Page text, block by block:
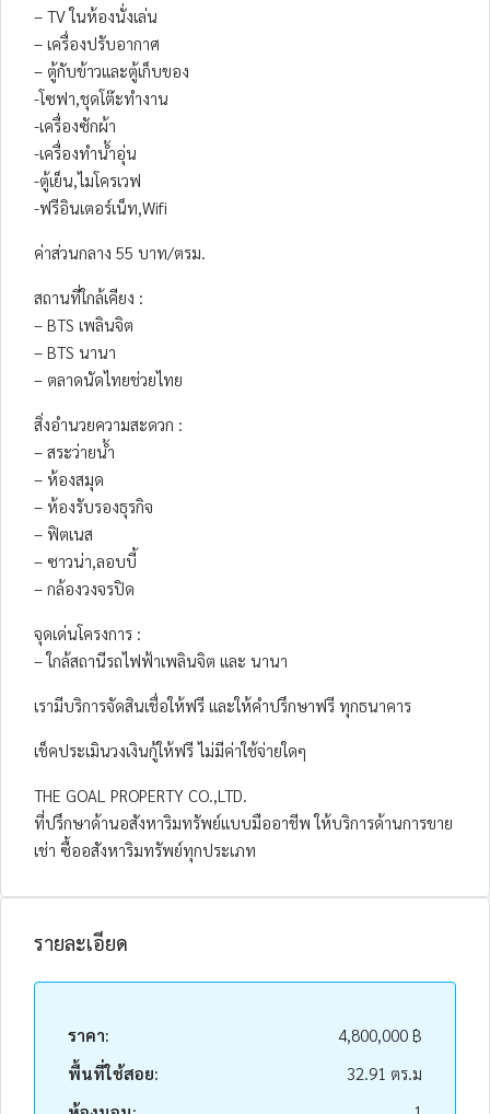
– TV ในห้องนั่งเล่น
– เครื่องปรับอากาศ
– ตู้กับข้าวและตู้เก็บของ
-โซฟา,ชุดโต๊ะทำงาน
-เครื่องซักผ้า
-เครื่องทำน้ำอุ่น
-ตู้เย็น,ไมโครเวฟ
-ฟรีอินเตอร์เน็ท,Wifi
ค่าส่วนกลาง 55 บาท/ตรม.
สถานที่ใกล้เคียง :
– BTS เพลินจิต
– BTS นานา
– ตลาดนัดไทยช่วยไทย
สิ่งอำนวยความสะดวก :
– สระว่ายน้ำ
– ห้องสมุด
– ห้องรับรองธุรกิจ
– ฟิตเนส
– ซาวน่า,ลอบบี้
– กล้องวงจรปิด
จุดเด่นโครงการ :
– ใกล้สถานีรถไฟฟ้าเพลินจิต และ นานา
เรามีบริการจัดสินเชื่อให้ฟรี และให้คำปรึกษาฟรี ทุกธนาคาร
เช็คประเมินวงเงินกู้ให้ฟรี ไม่มีค่าใช้จ่ายใดๆ
THE GOAL PROPERTY CO.,LTD.
ที่ปรึกษาด้านอสังหาริมทรัพย์แบบมืออาชีพ ให้บริการด้านการขาย
เช่า ซื้ออสังหาริมทรัพย์ทุกประเภท
รายละเอียด
ราคา:
4,800,000 ฿
พื้นที่ใช้สอย:
32.91 ตร.ม